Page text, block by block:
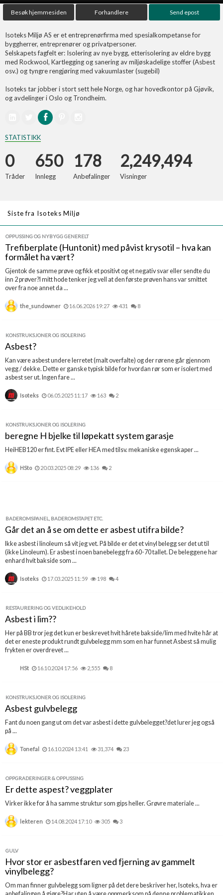
Last opp selv
Ta vare på fargekoder og kvitteringer
Verdi & økonomi
Din største investering
Finn håndverkere
Søk blant 9000 bedrifter
Papirer som mangler
Kundeservice
Få svar på det du lurer på
Boligmappa+
Få mer ut av Boligmappa
Besøk hjemmesiden Forhandlere Send epost
Isoteks Miljø AS er et entreprenørfirma med spesialkompetanse for
byggherrer, entreprenører og privatpersoner.
Selskapets fagfelt er: Isolering av nye bygg, etterisolering av eldre bygg
med Rockwool, Kartlegging og sanering av miljøskadelige stoffer (Asbest
osv.) og tyngre rengjøring med vakuumlaster (sugebil)
Isoteks tar jobber i stort sett hele Norge, og har hovedkontor på Gjøvik,
og avdelinger i Oslo og Trondheim.
STATISTIKK
0
Tråder
650
Innlegg
178
Anbefalinger
2,249,494
Visninger
Siste fra Isoteks Miljø
OPPUSSING OG NYBYGG GENERELT
Trefiberplate (Huntonit) med påvist krysotil – hva kan
formålet ha vært?
Gjentok de samme prøve og fikk et positivt og et negativ svar eller sendte du
inn 2 prøver?I mitt hode tenker jeg vell at den første prøven hans var smittet
over fra noe annet da ...
the_sundowner 16.06.2026 19:27 431 8
KONSTRUKSJONER OG ISOLERING
Asbest?
Kan være asbest undere lerretet (malt overfalte) og der rørene går gjennom
vegg / dekke. Dette er ganske typisk bilde for hvordan rør som er isolert med
asbest ser ut. Ingen fare ...
Isoteks 06.05.2025 11:17 163 2
KONSTRUKSJONER OG ISOLERING
beregne H bjelke til løpekatt system garasje
HeiHEB120 er fint. Evt IPE eller HEA med tilsv. mekaniske egenskaper ...
HSto 20.03.2025 08:29 136 2
BADEROMSPANEL, BADEROMSTAPET ETC.
Går det an å se om dette er asbest utifra bilde?
Ikke asbest i linoleum så vit jeg vet. På bilde er det et vinyl belegg ser det ut til
(ikke Linoleum). Er asbest i noen banebelegg fra 60-70 tallet. De beleggene har
enhard hvit bakside som ...
Isoteks 17.03.2025 11:59 198 4
RESTAURERING OG VEDLIKEHOLD
Asbest i lim??
Her på BB tror jeg det kun er beskrevet hvit hårete bakside/lim med hvite hår at
det er eneste produkt rundt gulvbelegg mm som en har funnet Asbest så mulig
frykten er overdrevet ...
HSt 16.10.2024 17:56 2,555 8
KONSTRUKSJONER OG ISOLERING
Asbest gulvbelegg
Fant du noen gang ut om det var asbest i dette gulvbelegget?det lurer jeg også
på ...
Tonefal 16.10.2024 13:41 31,374 23
OPPGRADERINGER & OPPUSSING
Er dette aspest? veggplater
Virker ikke for å ha samme struktur som gips heller. Grøvre materiale ...
lekteren 14.08.2024 17:10 305 3
GULV
Hvor stor er asbestfaren ved fjerning av gammelt
vinylbelegg?
Om man finner gulvbelegg som ligner på det dere beskriver her, Isoteks, hva er